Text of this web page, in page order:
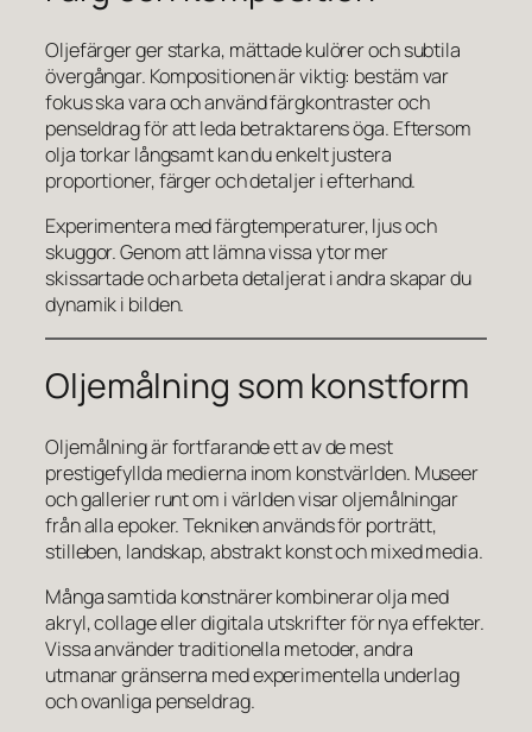
Oljefärger ger starka, mättade kulörer och subtila
övergångar. Kompositionen är viktig: bestäm var
fokus ska vara och använd färgkontraster och
penseldrag för att leda betraktarens öga. Eftersom
olja torkar långsamt kan du enkelt justera
proportioner, färger och detaljer i efterhand.
Experimentera med färgtemperaturer, ljus och
skuggor. Genom att lämna vissa ytor mer
skissartade och arbeta detaljerat i andra skapar du
dynamik i bilden.
Oljemålning som konstform
Oljemålning är fortfarande ett av de mest
prestigefyllda medierna inom konstvärlden. Museer
och gallerier runt om i världen visar oljemålningar
från alla epoker. Tekniken används för porträtt,
stilleben, landskap, abstrakt konst och mixed media.
Många samtida konstnärer kombinerar olja med
akryl, collage eller digitala utskrifter för nya effekter.
Vissa använder traditionella metoder, andra
utmanar gränserna med experimentella underlag
och ovanliga penseldrag.